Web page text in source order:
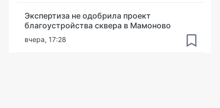
Экспертиза не одобрила проект
благоустройства сквера в Мамоново
вчера, 17:28